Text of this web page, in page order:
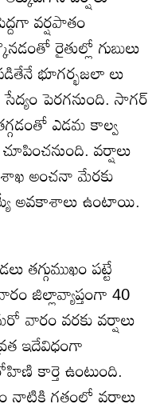
వర్షపాతం
రైతుల్లో గుబులు
భూగర్భజలా లు
పెరగనుంది. సాగర్‌
ఎడమ కాల్వ
వర్షాలు
అంచనా మేరకు
అవకాశాలు ఉంటాయి.
తగ్గుముఖం పట్టే
జిల్లావ్యాప్తంగా 40
వారం వరకు వర్షాలు
ఇదేవిధంగా
కార్తె ఉంటుంది.
నాటికి గతంలో వర్షాలు